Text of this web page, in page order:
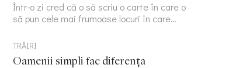
Într-o zi cred că o să scriu o carte în care o
să pun cele mai frumoase locuri în care…
TRĂIRI
Oamenii simpli fac diferența